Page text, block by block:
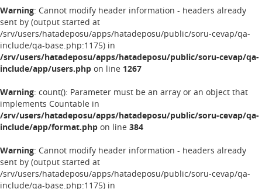
Warning: Cannot modify header information - headers already
sent by (output started at
/srv/users/hatadeposu/apps/hatadeposu/public/soru-cevap/qa-
include/qa-base.php:1175) in
/srv/users/hatadeposu/apps/hatadeposu/public/soru-cevap/qa-
include/app/users.php on line 1267
Warning: count(): Parameter must be an array or an object that
implements Countable in
/srv/users/hatadeposu/apps/hatadeposu/public/soru-cevap/qa-
include/app/format.php on line 384
Warning: Cannot modify header information - headers already
sent by (output started at
/srv/users/hatadeposu/apps/hatadeposu/public/soru-cevap/qa-
include/qa-base.php:1175) in